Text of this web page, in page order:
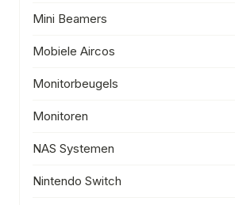
Mini Beamers
Mobiele Aircos
Monitorbeugels
Monitoren
NAS Systemen
Nintendo Switch